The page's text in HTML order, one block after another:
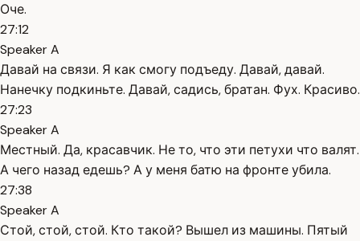
Оче.
27:12
Speaker A
Давай на связи. Я как смогу подъеду. Давай, давай.
Нанечку подкиньте. Давай, садись, братан. Фух. Красиво.
27:23
Speaker A
Местный. Да, красавчик. Не то, что эти петухи что валят.
А чего назад едешь? А у меня батю на фронте убила.
27:38
Speaker A
Стой, стой, стой. Кто такой? Вышел из машины. Пятый